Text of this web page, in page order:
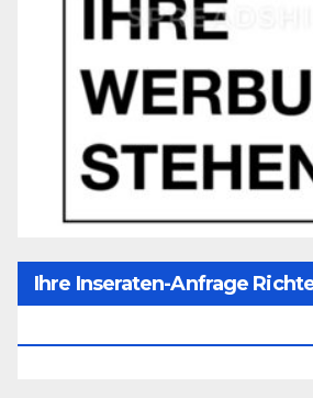
Ihre Inseraten-Anfrage